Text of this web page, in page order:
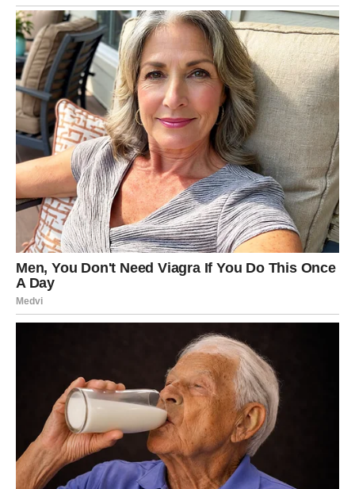
pantalone bolje pristajale i izgledale urednije.
Kada je vrijeme za kupovinu
novih farmerki
Ponekad, bez obzira na sve pokušaje, materijal jednostavno
više ne može zadržati svoj oblik. Ako suelastična vlakna
potpuno izgubila funkciju ili je tkanina postala previše tanka,
možda je vrijeme za novi par.
Prilikom kupovine novih farmerki obratite pažnju na:
kvalitet trapera
umjeren procenat elastina
Takve farmerke će obično trajati duže i bolje zadržati svoj
prvobitni izgled.